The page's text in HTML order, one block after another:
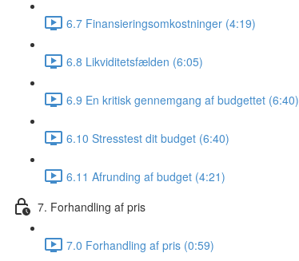
6.7 Finansieringsomkostninger (4:19)
6.8 Likviditetsfælden (6:05)
6.9 En kritisk gennemgang af budgettet (6:40)
6.10 Stresstest dit budget (6:40)
6.11 Afrunding af budget (4:21)
7. Forhandling af pris
7.0 Forhandling af pris (0:59)